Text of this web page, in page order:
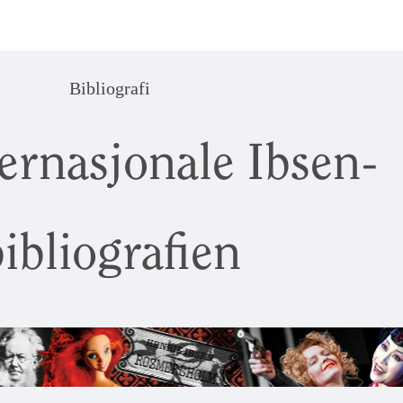
Bibliografi
Ibsen-